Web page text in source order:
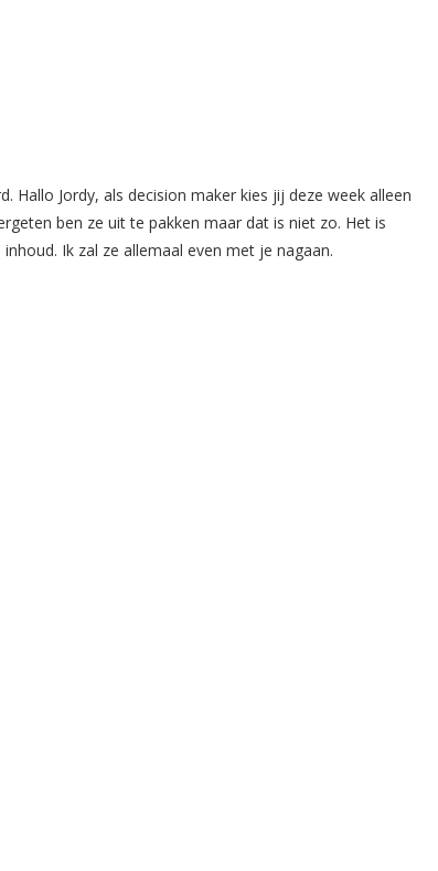
Jordy, als decision maker kies jij deze week alleen
ben ze uit te pakken maar dat is niet zo. Het is
Ik zal ze allemaal even met je nagaan.